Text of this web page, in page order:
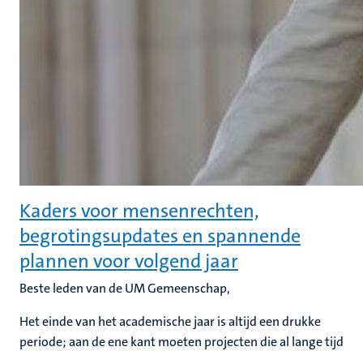
Kaders voor mensenrechten,
begrotingsupdates en spannende
plannen voor volgend jaar
Beste leden van de UM Gemeenschap,
Het einde van het academische jaar is altijd een drukke
periode; aan de ene kant moeten projecten die al lange tijd